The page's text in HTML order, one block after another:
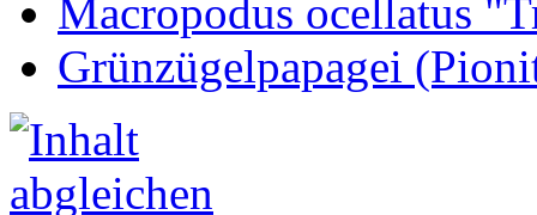
Macropodus ocellatus
Grünzügelpapagei